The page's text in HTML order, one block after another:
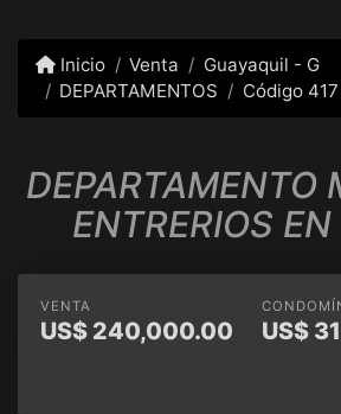
Inicio Venta
Guayaquil - G
DEPARTAMENTOS
Código 417
DEPARTAMENTO
ENTRERIOS
VENTA
US$ 240,000.00 US$